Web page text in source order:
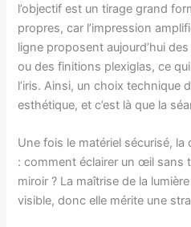
l’objectif est un tirage grand
propres, car l’impression
ligne proposent aujourd’hui
ou des finitions plexiglas, ce
l’iris. Ainsi, un choix technique
esthétique, et c’est là que la
Une fois le matériel sécurisé, la
: comment éclairer un œil sans
miroir ? La maîtrise de la
visible, donc elle mérite une